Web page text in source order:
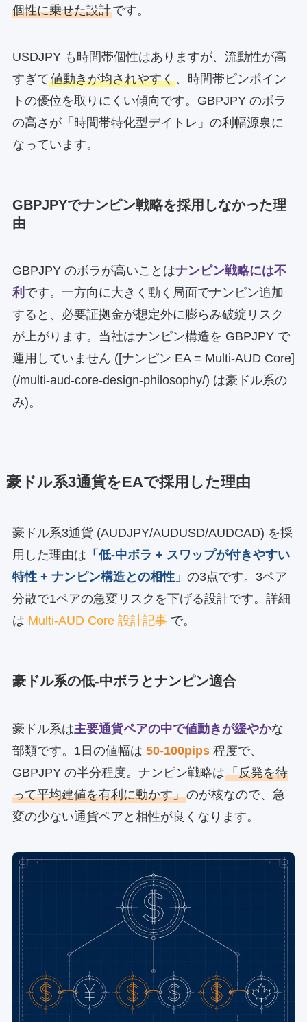
個性に乗せた設計です。
USDJPY も時間帯個性はありますが、流動性が高
すぎて値動きが均されやすく、時間帯ピンポイン
トの優位を取りにくい傾向です。GBPJPY のボラ
の高さが「時間帯特化型デイトレ」の利幅源泉に
なっています。
GBPJPYでナンピン戦略を採用しなかった理
由
GBPJPY のボラが高いことはナンピン戦略には不
利 です。一方向に大きく動く局面でナンピン追加
すると、必要証拠金が想定外に膨らみ破綻リスク
が上がります。当社はナンピン構造を GBPJPY で
運用していません ([ナンピン EA = Multi-AUD Core]
(/multi-aud-core-design-philosophy/) は豪ドル系の
み)。
豪ドル系3通貨をEAで採用した理由
豪ドル系3通貨 (AUDJPY/AUDUSD/AUDCAD) を採
用した理由は 「低-中ボラ + スワップが付きやすい
特性 + ナンピン構造との相性」 の3点です。3ペア
分散で1ペアの急変リスクを下げる設計です。詳細
は Multi-AUD Core 設計記事で。
豪ドル系の低-中ボラとナンピン適合
豪ドル系は主要通貨ペアの中で値動きが緩やかな
部類です。1日の値幅は 50-100pips程度で、
GBPJPY の半分程度。ナンピン戦略は「反発を待
って平均建値を有利に動かす」のが核なので、急
変の少ない通貨ペアと相性が良くなります。